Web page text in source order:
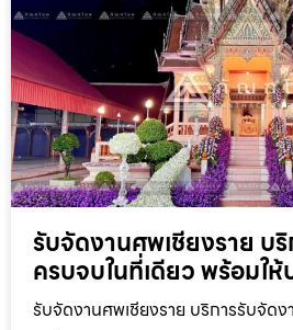
รับจัดงานศพเชียงราย บ
ครบจบในที่เดียว พร้อมให้
รับจัดงานศพเชียงราย บริการรับจัด